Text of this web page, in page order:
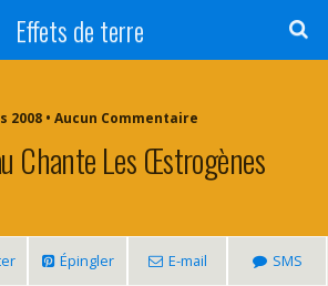
Effets de terre
2008 • Aucun Commentaire
Chante Les Œstrogènes
Épingler E-mail SMS